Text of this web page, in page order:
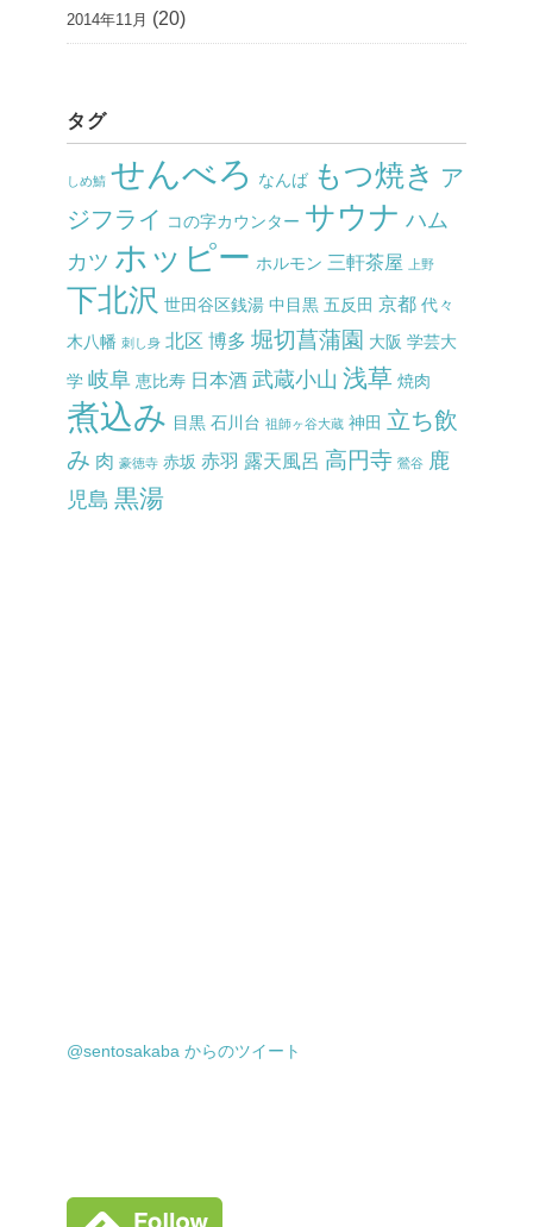
2014年11月 (20)
タグ
しめ鯖 せんべろ なんば もつ焼き ア
ジフライ コの字カウンター サウナ ハム
カツ ホッピー ホルモン 三軒茶屋 上野
下北沢 世田谷区銭湯 中目黒 五反田 京都 代々
木八幡 刺し身 北区 博多 堀切菖蒲園 大阪 学芸大
学 岐阜 恵比寿 日本酒 武蔵小山 浅草 焼肉
煮込み 目黒 石川台 祖師ヶ谷大蔵 神田 立ち飲
み 肉 豪徳寺 赤坂 赤羽 露天風呂 高円寺 鶯谷 鹿
児島 黒湯
@sentosakaba からのツイート